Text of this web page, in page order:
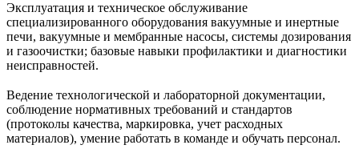
Эксплуатация и техническое обслуживание
специализированного оборудования вакуумные и инертные
печи, вакуумные и мембранные насосы, системы дозирования
и газоочистки; базовые навыки профилактики и диагностики
неисправностей.
Ведение технологической и лабораторной документации,
соблюдение нормативных требований и стандартов
(протоколы качества, маркировка, учет расходных
материалов), умение работать в команде и обучать персонал.